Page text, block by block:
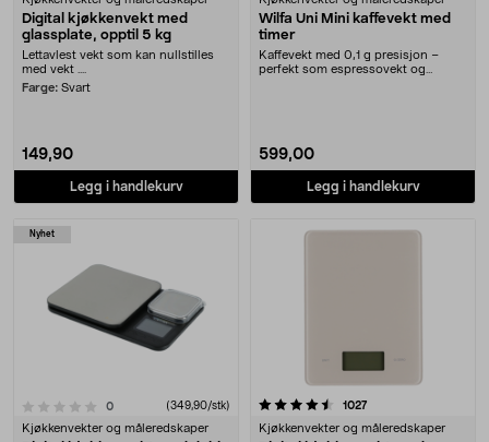
Digital kjøkkenvekt med
glassplate, opptil 5 kg
Lettavlest vekt som kan nullstilles
med vekt ....
Farge: Svart
149,90
Legg i handlekurv
Wilfa Uni Mini kaffevekt med
timer
Kaffevekt med 0,1 g presisjon –
perfekt som espressovekt og
599,00
Legg i handlekurv
Nyhet
0anmeldelser(349,90/stk)
Kjøkkenvekter og måleredskaper
4.5 av 5 stjerner 1027anmeldelser
Kjøkkenvekter og måleredskaper